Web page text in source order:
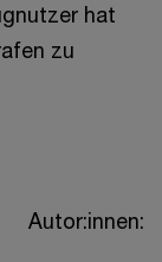
hat
zu
Autor:innen: